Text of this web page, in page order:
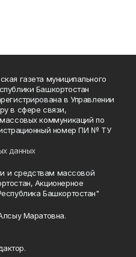
газета муниципального
Башкортостан
в Управлении
в сфере связи,
коммуникаций по
номер ПИ № ТУ
данных
и средствам массовой
Акционерное
Башкортостан"
Маратовна.